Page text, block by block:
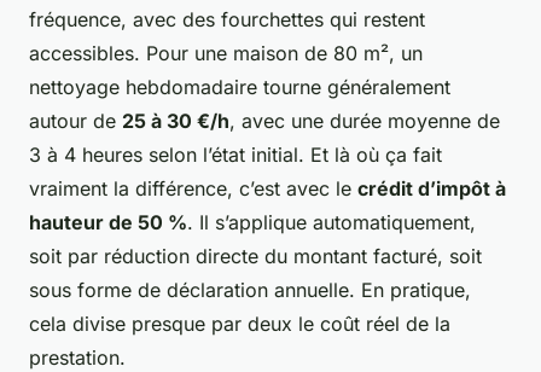
fréquence, avec des fourchettes qui restent
accessibles. Pour une maison de 80 m², un
nettoyage hebdomadaire tourne généralement
autour de 25 à 30 €/h, avec une durée moyenne de
3 à 4 heures selon l’état initial. Et là où ça fait
vraiment la différence, c’est avec le crédit d’impôt à
hauteur de 50 %. Il s’applique automatiquement,
soit par réduction directe du montant facturé, soit
sous forme de déclaration annuelle. En pratique,
cela divise presque par deux le coût réel de la
prestation.